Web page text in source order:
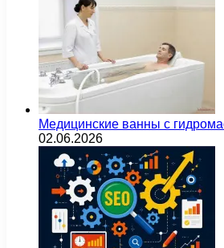
Медицинские ванны с
02.06.2026